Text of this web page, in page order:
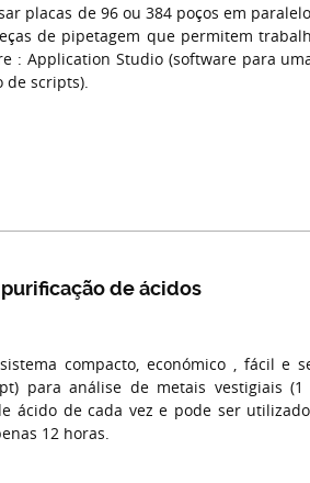
placas de 96 ou 384 poços em
de pipetagem que permitem
: Application Studio (software para
de scripts).
de ácidos
compacto, económico , fácil
para análise de metais vestigiais
ácido de cada vez e pode ser
12 horas.